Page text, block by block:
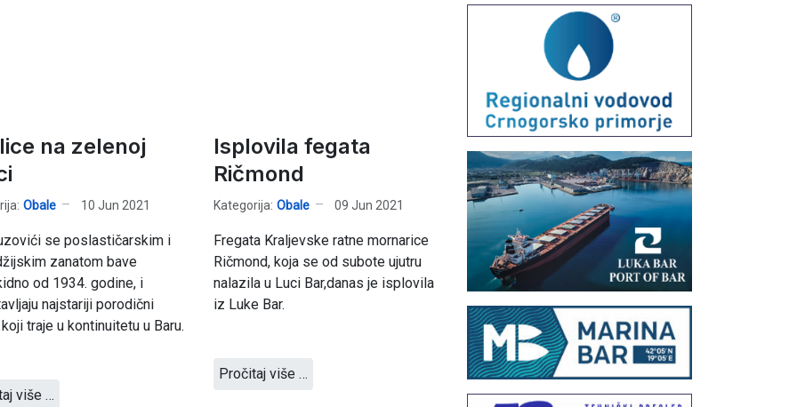
na zelenoj
Obale 10 Jun 2021
se poslastičarskim i
zanatom bave
od 1934. godine, i
najstariji porodični
traje u kontinuitetu u Baru.
više …
Isplovila fegata
Ričmond
Kategorija: Obale 09 Jun 2021
Fregata Kraljevske ratne mornarice
Ričmond, koja se od subote ujutru
nalazila u Luci Bar,danas je isplovila
iz Luke Bar.
Pročitaj više …